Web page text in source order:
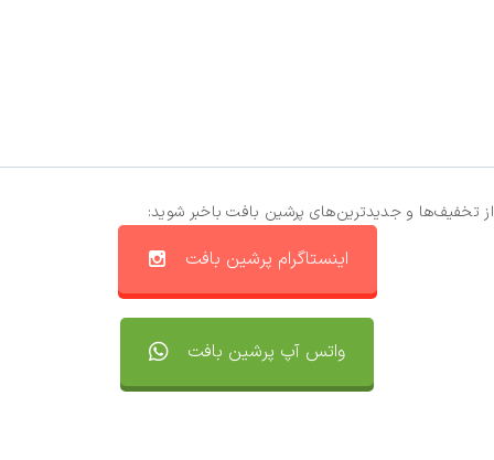
از تخفیف‌ها و جدیدترین‌های پرشین بافت باخبر شوید:
اینستاگرام پرشین بافت
واتس آپ پرشین بافت